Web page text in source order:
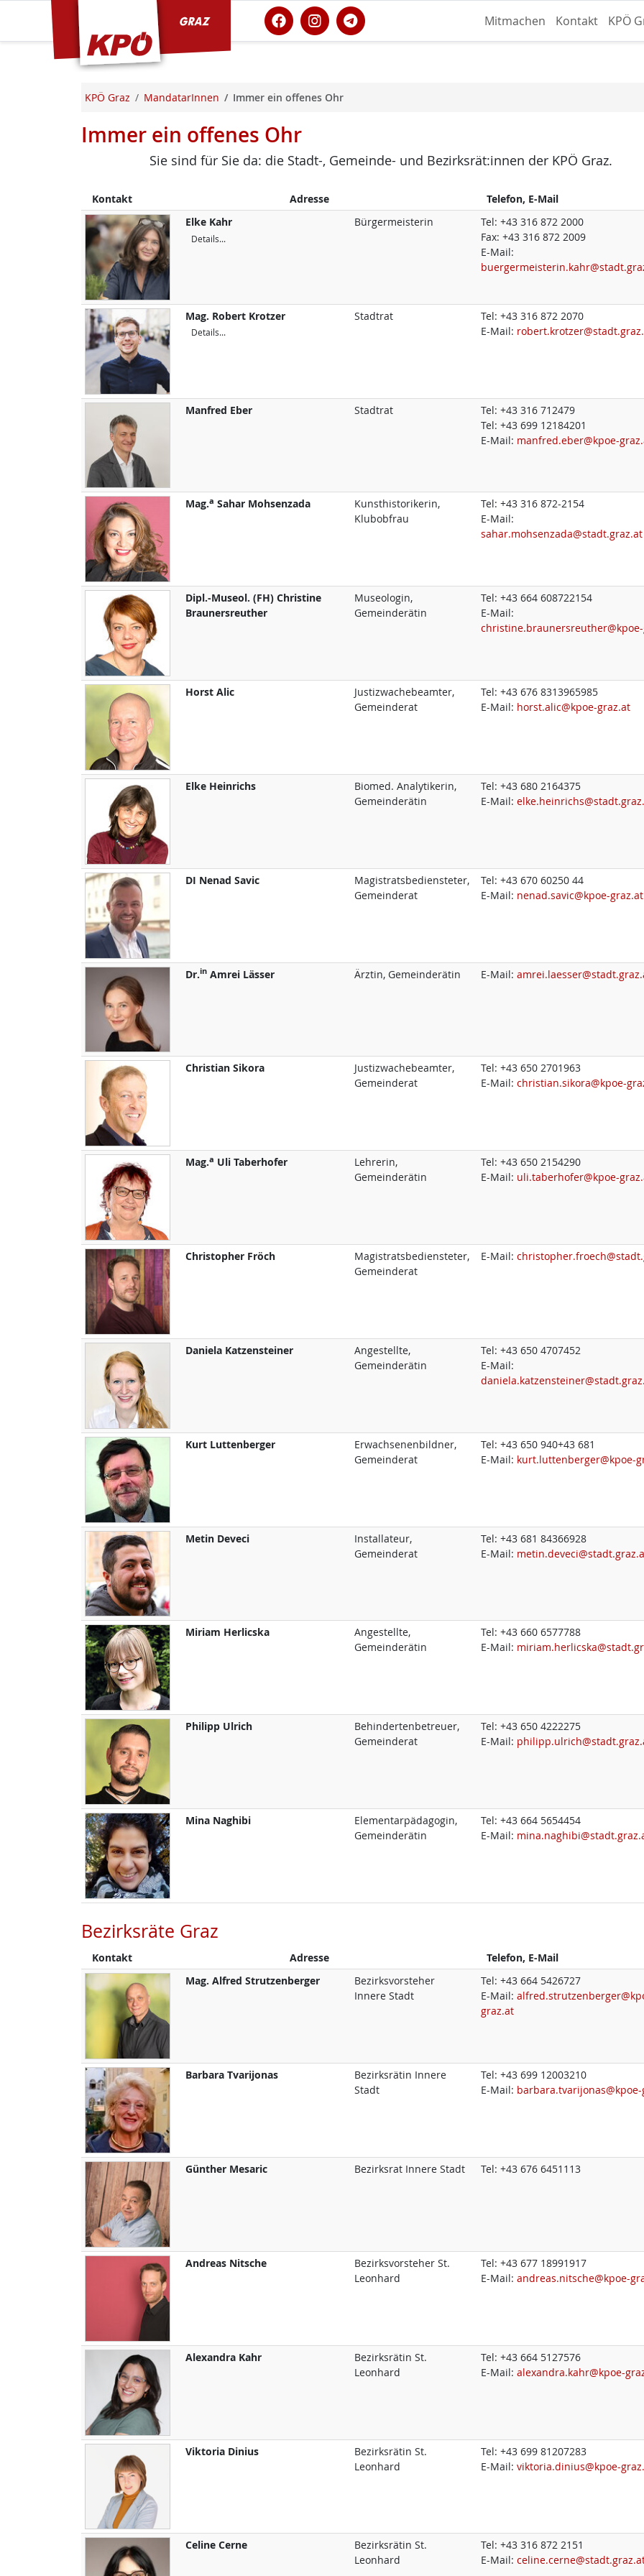
Mitmachen Kontakt KPÖ
KPÖ Graz MandatarInnen Immer ein offenes Ohr
Immer ein offenes Ohr
Sie sind für Sie da: die Stadt-, Gemeinde- und Bezirksrät:innen der KPÖ Graz.
Kontakt Adresse
Telefon, E-Mail
Elke Kahr
Details...
Bürgermeisterin Tel:+43 316 872 2000
Fax:+43 316 872 2009
E-Mail:
Mag. Robert Krotzer
Details...
Stadtrat Tel:+43 316 872 2070
E-Mail:
Manfred Eber Stadtrat Tel:+43 316 712479
Tel:+43 699 12184201
E-Mail: manfred.eber@kpoe-
Mag.a Sahar Mohsenzada
Kunsthistorikerin,
Klubobfrau
Tel:+43 316 872-2154
E-Mail:
sahar.mohsenzada@stadt.graz.at
Dipl.-Museol. (FH) Christine
Braunersreuther
Museologin,
Gemeinderätin
Tel:+43 664 608722154
E-Mail:
Horst Alic
Justizwachebeamter,
Gemeinderat
Tel:+43 676 8313965985
E-Mail: horst.alic@kpoe-graz.at
Elke Heinrichs
Biomed. Analytikerin,
Gemeinderätin
Tel:+43 680 2164375
E-Mail:
DI Nenad Savic
Magistratsbediensteter,
Gemeinderat
Tel:+43 670 60250 44
E-Mail: nenad.savic@kpoe-graz.at
Dr.in Amrei Lässer Ärztin, Gemeinderätin E-Mail:
Christian Sikora
Justizwachebeamter,
Gemeinderat
Tel:+43 650 2701963
E-Mail:christian.sikora@kpoe-
Mag.a Uli Taberhofer
Lehrerin,
Gemeinderätin
Tel:+43 650 2154290
E-Mail: uli.taberhofer@kpoe-
Christopher Fröch
Magistratsbediensteter,
Gemeinderat
E-Mail:
Daniela Katzensteiner
Angestellte,
Gemeinderätin
Tel:+43 650 4707452
E-Mail:
Kurt Luttenberger
Erwachsenenbildner,
Gemeinderat
Tel:+43 650 940+43 681
E-Mail: kurt.luttenberger@kpoe-
Metin Deveci
Installateur,
Gemeinderat
Tel:+43 681 84366928
E-Mail:
Miriam Herlicska
Angestellte,
Gemeinderätin
Tel:+43 660 6577788
E-Mail:
Philipp Ulrich
Behindertenbetreuer,
Gemeinderat
Tel:+43 650 4222275
E-Mail:
Mina Naghibi
Elementarpädagogin,
Gemeinderätin
Tel:+43 664 5654454
E-Mail:
Bezirksräte Graz
Kontakt Adresse
Telefon, E-Mail
Mag. Alfred Strutzenberger
Bezirksvorsteher
Innere Stadt
Tel:+43 664 5426727
E-Mail:
graz.at
Barbara Tvarijonas
Bezirksrätin Innere
Stadt
Tel:+43 699 12003210
E-Mail:
Günther Mesaric Bezirksrat Innere Stadt Tel:+43 676 6451113
Andreas Nitsche
Bezirksvorsteher St.
Leonhard
Tel:+43 677 18991917
E-Mail:andreas.nitsche@kpoe-
Alexandra Kahr
Bezirksrätin St.
Leonhard
Tel:+43 664 5127576
E-Mail:alexandra.kahr@kpoe-
Viktoria Dinius
Bezirksrätin St.
Leonhard
Tel:+43 699 81207283
E-Mail:viktoria.dinius@kpoe-
Celine Cerne
Bezirksrätin St.
Leonhard
Tel:+43 316 872 2151
E-Mail: